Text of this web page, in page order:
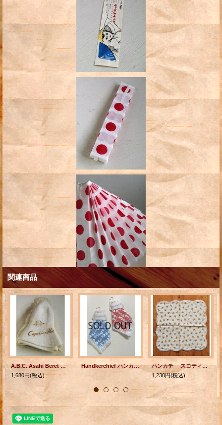
関連商品
A.B.C. Asahi Beret New Len net yarn Capeline Hat
1,680円(税込)
Handkerchief ハンカチーフ プードル 綿100% 各1枚
ハンカチ スコティッシュ・テリア柄 白い花 刺繍 レース縁
1,230円(税込)